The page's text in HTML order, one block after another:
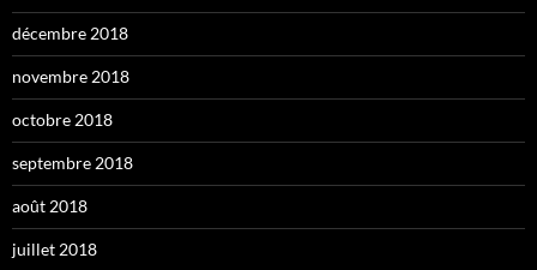
décembre 2018
novembre 2018
octobre 2018
septembre 2018
août 2018
juillet 2018